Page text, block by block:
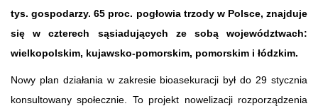
tys. gospodarzy. 65 proc. pogłowia trzody w Polsce, znajduje
się w czterech sąsiadujących ze sobą województwach:
wielkopolskim, kujawsko-pomorskim, pomorskim i łódzkim.
Nowy plan działania w zakresie bioasekuracji był do 29 stycznia
konsultowany społecznie. To projekt nowelizacji rozporządzenia